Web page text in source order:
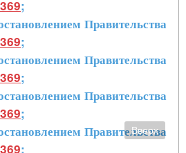
;
Правительства
;
Правительства
;
Правительства
;
Правительства
;
Вверх